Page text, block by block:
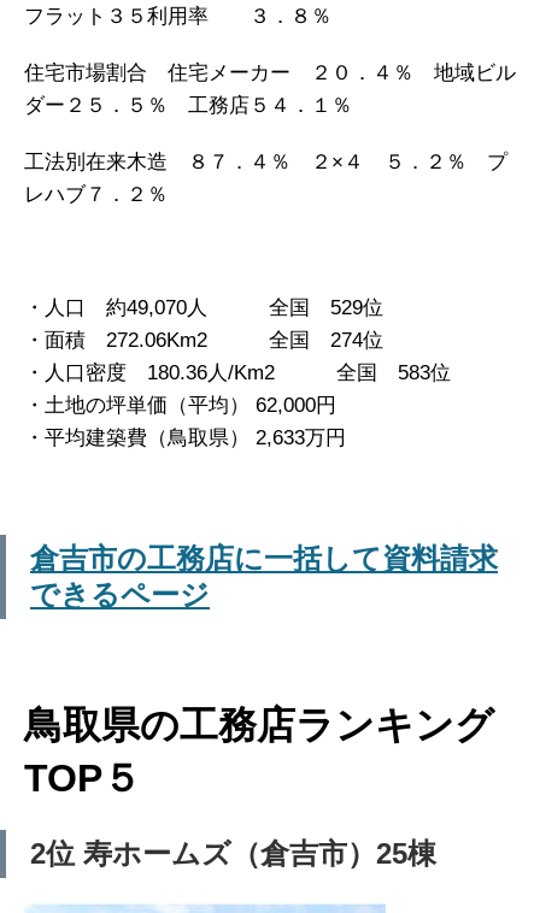
フラット３５利用率 ３．８％
住宅市場割合 住宅メーカー ２０．４％ 地域ビル
ダー２５．５％ 工務店５４．１％
工法別在来木造 ８７．４％ ２×４ ５．２％ プ
レハブ７．２％
・人口 約49,070人 全国 529位
・面積 272.06Km2 全国 274位
・人口密度 180.36人/Km2 全国 583位
・土地の坪単価（平均） 62,000円
・平均建築費（鳥取県） 2,633万円
倉吉市の工務店に一括して資料請求
できるページ
鳥取県の工務店ランキング
TOP５
2位 寿ホームズ（倉吉市）25棟